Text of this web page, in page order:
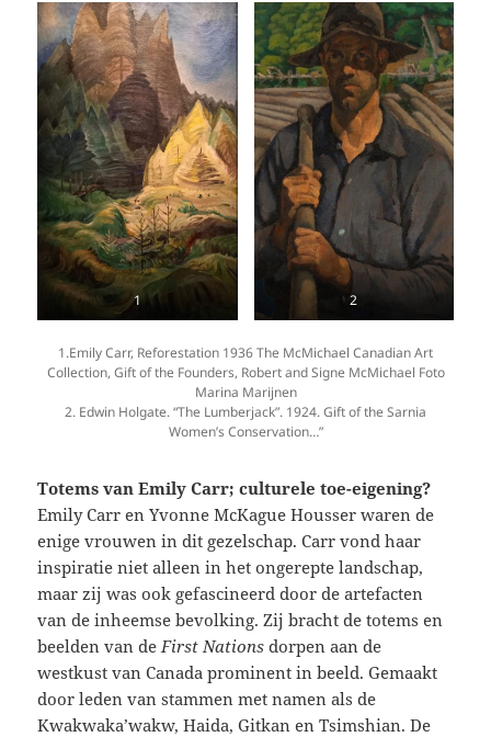
1 2
1.Emily Carr, Reforestation 1936 The McMichael Canadian Art
Collection, Gift of the Founders, Robert and Signe McMichael Foto
Marina Marijnen
2. Edwin Holgate. “The Lumberjack”. 1924. Gift of the Sarnia
Women’s Conservation…”
Totems van Emily Carr; culturele toe-eigening?
Emily Carr en Yvonne McKague Housser waren de
enige vrouwen in dit gezelschap. Carr vond haar
inspiratie niet alleen in het ongerepte landschap,
maar zij was ook gefascineerd door de artefacten
van de inheemse bevolking. Zij bracht de totems en
beelden van de First Nations dorpen aan de
westkust van Canada prominent in beeld. Gemaakt
door leden van stammen met namen als de
Kwakwaka’wakw, Haida, Gitkan en Tsimshian. De